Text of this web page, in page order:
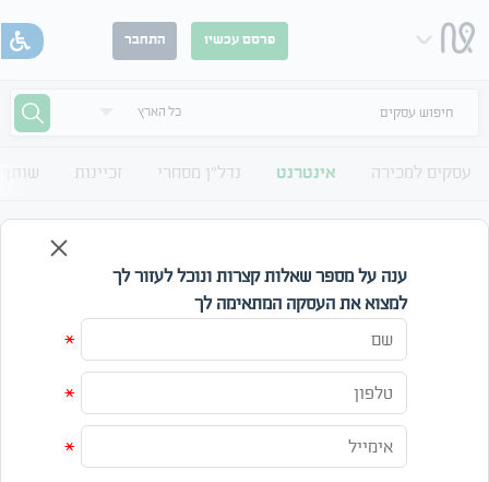
פרסם עכשיו התחבר
חיפוש עסקים
עסקים למכירה אינטרנט נדל"ן מסחרי זכיינות
תחום
אפס חיפוש
ענה על מספר שאלות קצרות ונוכל לעזור לך
למצוא את העסקה המתאימה לך
*
*
*